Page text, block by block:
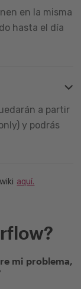
en la misma
hasta el día
a partir
y podrás
aquí.
mi problema,